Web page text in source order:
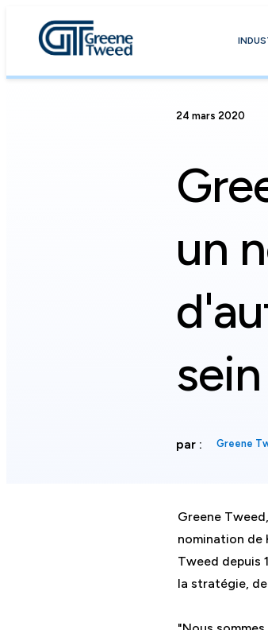
24 mars 2020
un
par : Greene
Greene
nomination de
Tweed depuis
la stratégie,